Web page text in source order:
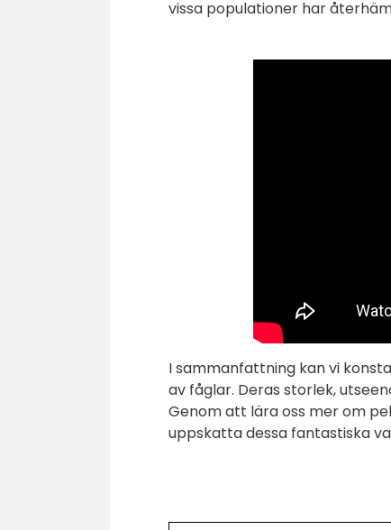
vissa populationer har
I sammanfattning kan vi
av fåglar. Deras storlek,
Genom att lära oss mer om
uppskatta dessa fantastiska